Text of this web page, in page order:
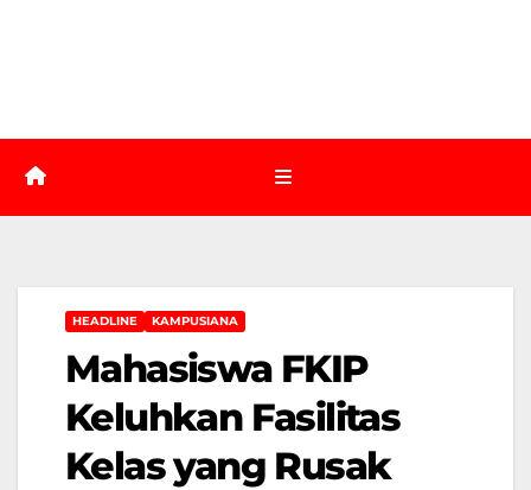
HEADLINE KAMPUSIANA
Mahasiswa FKIP
Keluhkan Fasilitas
Kelas yang Rusak